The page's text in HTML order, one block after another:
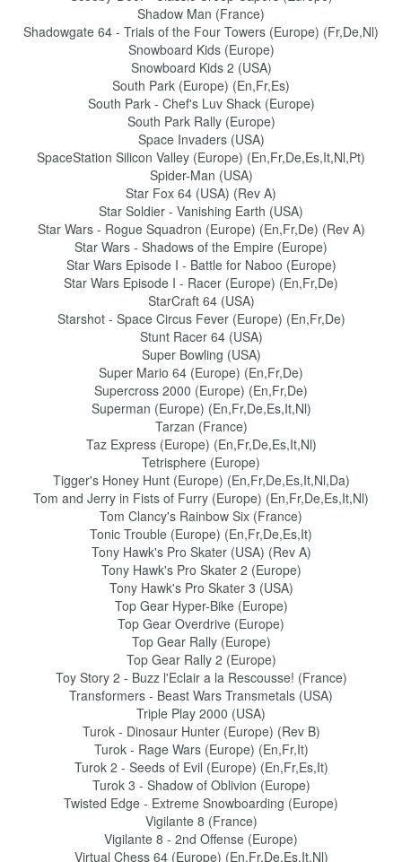
Shadow Man (France)
Shadowgate 64 - Trials of the Four Towers (Europe) (Fr,De,Nl)
Snowboard Kids (Europe)
Snowboard Kids 2 (USA)
South Park (Europe) (En,Fr,Es)
South Park - Chef's Luv Shack (Europe)
South Park Rally (Europe)
Space Invaders (USA)
SpaceStation Silicon Valley (Europe) (En,Fr,De,Es,It,Nl,Pt)
Spider-Man (USA)
Star Fox 64 (USA) (Rev A)
Star Soldier - Vanishing Earth (USA)
Star Wars - Rogue Squadron (Europe) (En,Fr,De) (Rev A)
Star Wars - Shadows of the Empire (Europe)
Star Wars Episode I - Battle for Naboo (Europe)
Star Wars Episode I - Racer (Europe) (En,Fr,De)
StarCraft 64 (USA)
Starshot - Space Circus Fever (Europe) (En,Fr,De)
Stunt Racer 64 (USA)
Super Bowling (USA)
Super Mario 64 (Europe) (En,Fr,De)
Supercross 2000 (Europe) (En,Fr,De)
Superman (Europe) (En,Fr,De,Es,It,Nl)
Tarzan (France)
Taz Express (Europe) (En,Fr,De,Es,It,Nl)
Tetrisphere (Europe)
Tigger's Honey Hunt (Europe) (En,Fr,De,Es,It,Nl,Da)
Tom and Jerry in Fists of Furry (Europe) (En,Fr,De,Es,It,Nl)
Tom Clancy's Rainbow Six (France)
Tonic Trouble (Europe) (En,Fr,De,Es,It)
Tony Hawk's Pro Skater (USA) (Rev A)
Tony Hawk's Pro Skater 2 (Europe)
Tony Hawk's Pro Skater 3 (USA)
Top Gear Hyper-Bike (Europe)
Top Gear Overdrive (Europe)
Top Gear Rally (Europe)
Top Gear Rally 2 (Europe)
Toy Story 2 - Buzz l'Eclair a la Rescousse! (France)
Transformers - Beast Wars Transmetals (USA)
Triple Play 2000 (USA)
Turok - Dinosaur Hunter (Europe) (Rev B)
Turok - Rage Wars (Europe) (En,Fr,It)
Turok 2 - Seeds of Evil (Europe) (En,Fr,Es,It)
Turok 3 - Shadow of Oblivion (Europe)
Twisted Edge - Extreme Snowboarding (Europe)
Vigilante 8 (France)
Vigilante 8 - 2nd Offense (Europe)
Virtual Chess 64 (Europe) (En,Fr,De,Es,It,Nl)